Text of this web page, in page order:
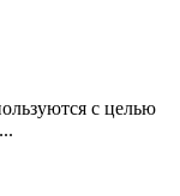
с целью